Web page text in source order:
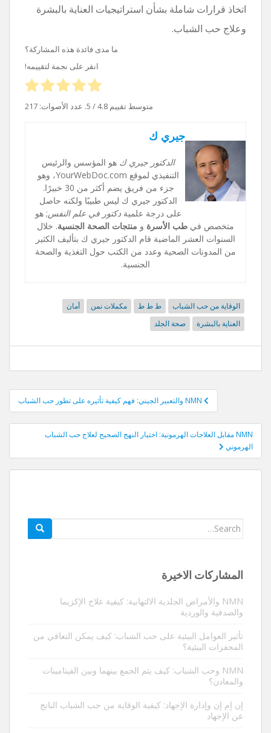
اتخاذ قرارات شاملة بشأن استراتيجيات العناية بالبشرة
وعلاج حب الشباب.
ما مدى فائدة هذه المشاركة؟
انقر على نجمة لتقييمه!
متوسط ​​تقييم 4.8/ 5. عدد الأصوات: 217
جيري ك
الدكتور جيري ك هو المؤسس والرئيس
التنفيذي لموقع YourWebDoc.com، وهو
جزء من فريق يضم أكثر من 30 خبيرًا.
الدكتور جيري ك ليس طبيبًا ولكنه حاصل
على درجة علمية دكتور في علم النفس; هو
متخصص في طب الأسرة و منتجات الصحة الجنسية. خلال
السنوات العشر الماضية قام الدكتور جيري ك بتأليف الكثير
من المدونات الصحية وعدد من الكتب حول التغذية والصحة
الجنسية.
الوقاية من حب الشباب ط ط ط مكملات نمن
أمان
العناية بالبشرة
صحة الجلد
NMN والتعبير الجيني: فهم كيفية تأثيره على تطور حب الشباب
NMN مقابل العلاجات الهرمونية: اختيار النهج الصحيح لعلاج حب الشباب
الهرموني
بحث
المشاركات الاخيرة
NMN والأمراض الجلدية الالتهابية: كيفية علاج الإكزيما
والصدفية والوردية
تأثير العوامل البيئية على حب الشباب: كيف يمكن التعافي من
المحفزات البيئية؟
NMN وحب الشباب: كيف يتم الجمع بينهما وبين الفيتامينات
والمعادن؟
إن إم إن وإدارة الإجهاد: كيفية الوقاية من حب الشباب الناتج
عن الإجهاد